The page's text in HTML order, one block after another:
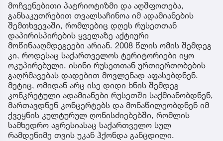
მოჩვენებითი პატრიოტიზმი და აღშფოთება,
განსაკუთრებით თვალსაჩინოა იმ ადამიანების
შემთხვევაში, რომლებიც დღეს რუსეთთან
დაპირისპირების ყველაზე აქტიური
მოწინააღმდეგეები არიან. 2008 წლის ომის შემდეგ
კი, როდესაც საქართველოს ტერიტორიები იყო
ოკუპირებული, ისინი რუსეთთან ურთიერთობების
გაღრმავებას დადებით მოვლენად აფასებდნენ.
მეტიც, ომიდან არც ისე დიდი ხნის შემდეგ
კონკრეტული ადამიანები რუსეთში საქმიანობდნენ,
მართავდნენ კონცერტებს და მონაწილეობდნენ იმ
ქვეყნის კულტურულ ღონისძიებებში, რომლის
სამხედრო აგრესიასაც საქართველო სულ
რამდენიმე თვის უკან ჰქონდა განცდილი.